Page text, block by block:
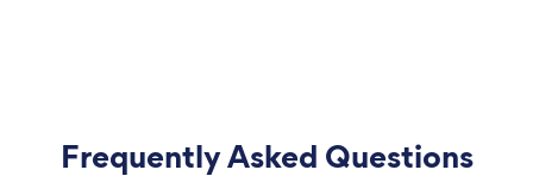
Frequently Asked Questions